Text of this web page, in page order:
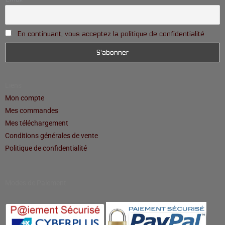
En continuant, vous acceptez la politique de confidentialité
Mon compte
Mes commandes
Mes téléchargement
Conditions générales de vente
Politique de confidentialité